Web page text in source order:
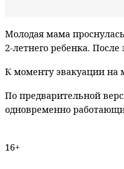
Молодая мама
2-летнего ребенка.
К моменту эвакуации на
По предварительной
одновременно
16+